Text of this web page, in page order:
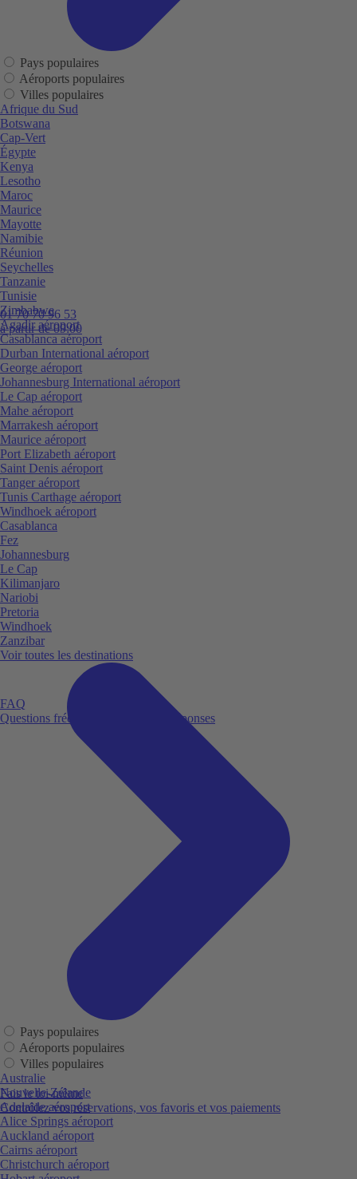
01 70 70 96 53
à partir de 09:00
FAQ
Questions fréquemment posées et réponses
Fais le toi-même
Contrôlez vos réservations, vos favoris et vos paiements
Pays populaires
Aéroports populaires
Villes populaires
Afrique du Sud
Botswana
Cap-Vert
Égypte
Kenya
Lesotho
Maroc
Maurice
Mayotte
Namibie
Réunion
Seychelles
Tanzanie
Tunisie
Zimbabwe
Agadir aéroport
Casablanca aéroport
Durban International aéroport
George aéroport
Johannesburg International aéroport
Le Cap aéroport
Mahe aéroport
Marrakesh aéroport
Maurice aéroport
Port Elizabeth aéroport
Saint Denis aéroport
Tanger aéroport
Tunis Carthage aéroport
Windhoek aéroport
Casablanca
Fez
Johannesburg
Le Cap
Kilimanjaro
Nariobi
Pretoria
Windhoek
Zanzibar
Voir toutes les destinations
Pays populaires
Aéroports populaires
Villes populaires
Australie
Nouvelle-Zélande
Adelaide aéroport
Alice Springs aéroport
Auckland aéroport
Cairns aéroport
Christchurch aéroport